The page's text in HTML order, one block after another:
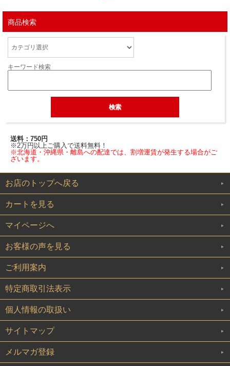
商品検索
キーワード検索
送料：750円
※2万円以上ご購入で送料無料！
※北海道・沖縄県・離島への配達では、割増運賃が発生する場合がご
ざいます。
お店のトップへ戻る
カートを見る
マイページへ
お客様の声を見る
ご利用案内
特定商取引法表示
個人情報の取扱い
サイトマップ
メルマガ登録